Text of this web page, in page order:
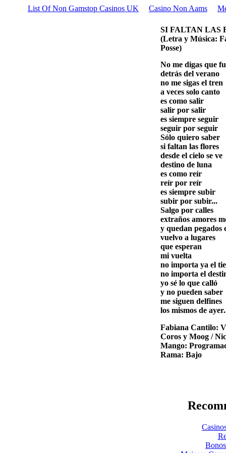
List Of Non Gamstop Casinos UK Casino Non Aams
SI FALTAN LAS
(Letra y Música:
Posse)
No me digas que
detrás del verano
no me sigas el tren
a veces solo canto
es como salir
salir por salir
es siempre seguir
seguir por seguir
Sólo quiero saber
si faltan las flores
desde el cielo se ve
destino de luna
es como reír
reír por reír
es siempre subir
subir por subir...
Salgo por calles
extraños amores
y quedan pegados
vuelvo a lugares
que esperan
mi vuelta
no importa ya el
no importa el
yo sé lo que calló
y no pueden saber
me siguen delfines
los mismos de
Fabiana Cantilo:
Coros y Moog /
Mango:
Rama: Bajo